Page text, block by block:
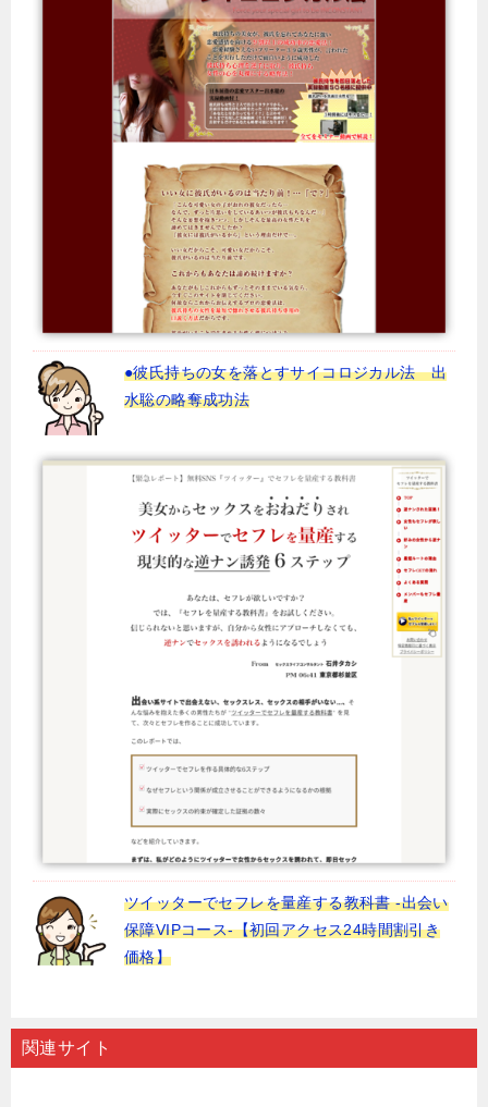
●彼氏持ちの女を落とすサイコロジカル法 出
水聡の略奪成功法
ツイッターでセフレを量産する教科書 -出会い
保障VIPコース-【初回アクセス24時間割引き
価格】
関連サイト